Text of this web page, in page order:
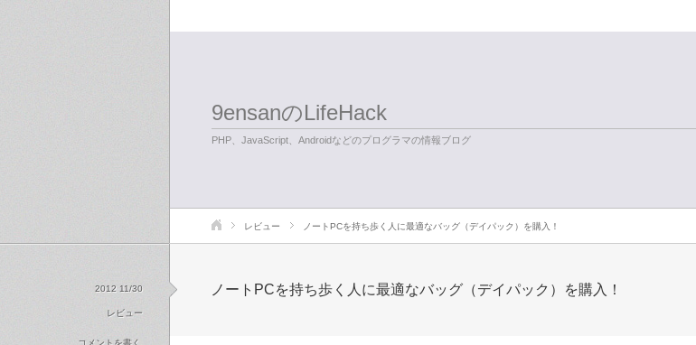
9ensanのLifeHack
PHP、JavaScript、Androidなどのプログラマの情報ブログ
レビュー ノートPCを持ち歩く人に最適なバッグ（デイパック）を購入！
ノートPCを持ち歩く人に最適なバッグ（デイパック）を購入！
2012 11/30
レビュー
コメントを書く